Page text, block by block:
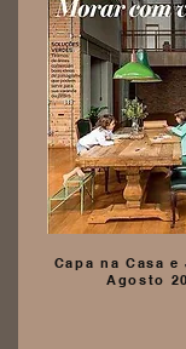
Capa na Casa
Agosto